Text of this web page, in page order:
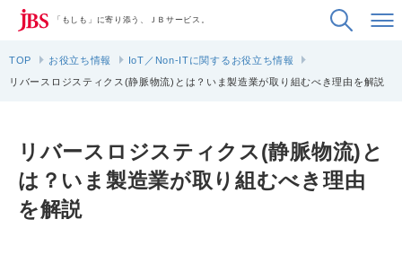
「もしも」に寄り添う、ＪＢサービス。
TOP お役立ち情報
IoT／Non-ITに関するお役立ち情報
リバースロジスティクス(静脈物流)とは？いま製造業が取り組むべき理由を解説
リバースロジスティクス(静脈物流)と
は？いま製造業が取り組むべき理由
を解説